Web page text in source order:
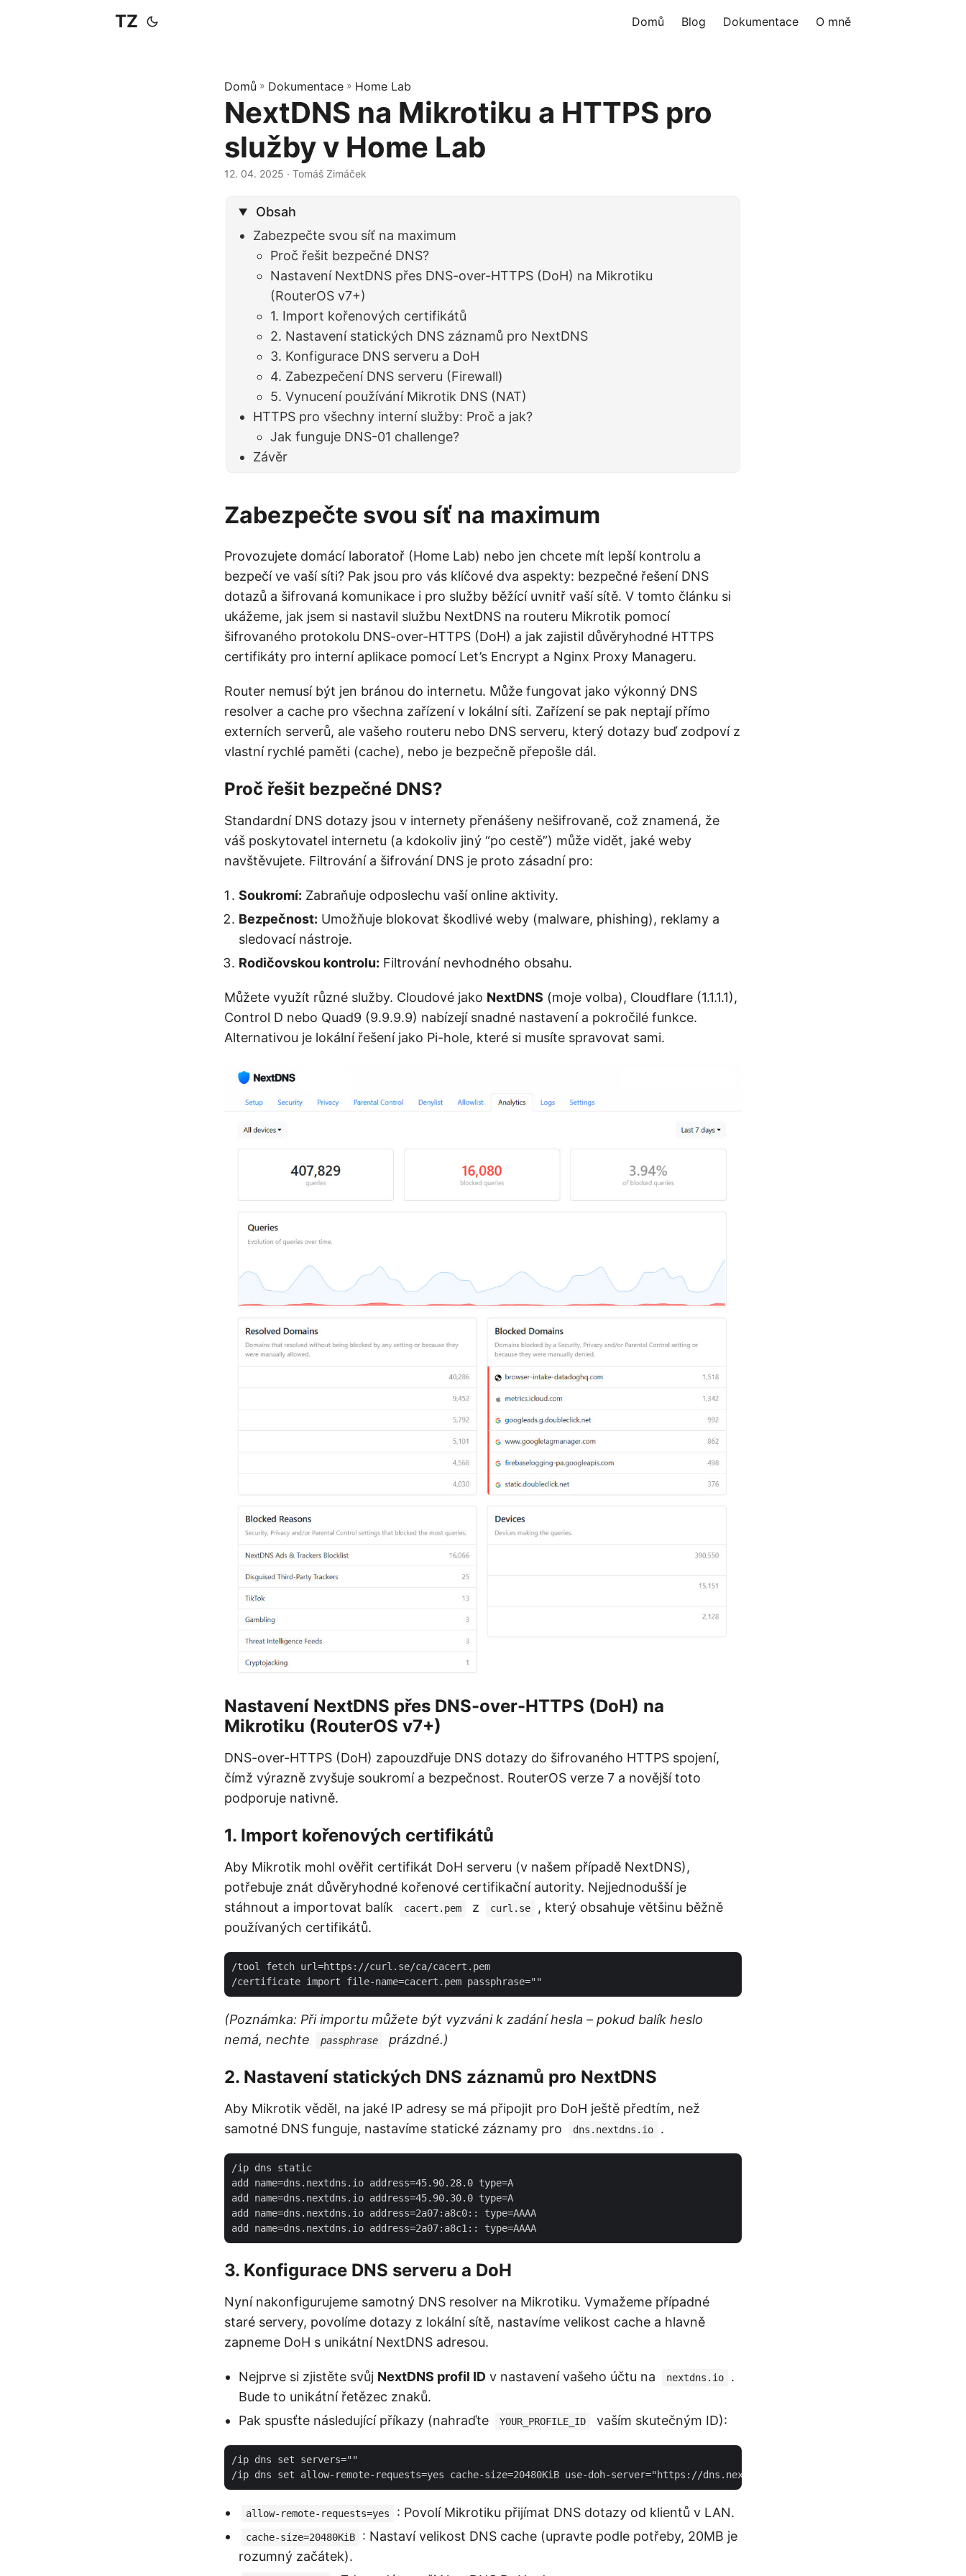
TZ Domů Blog Dokumentace O mně
Domů » Dokumentace » Home Lab
NextDNS na Mikrotiku a HTTPS pro
služby v Home Lab
12. 04. 2025 · Tomáš Zimáček
Obsah
Zabezpečte svou síť na maximum
Proč řešit bezpečné DNS?
Nastavení NextDNS přes DNS-over-HTTPS (DoH) na Mikrotiku
(RouterOS v7+)
1. Import kořenových certifikátů
2. Nastavení statických DNS záznamů pro NextDNS
3. Konfigurace DNS serveru a DoH
4. Zabezpečení DNS serveru (Firewall)
5. Vynucení používání Mikrotik DNS (NAT)
HTTPS pro všechny interní služby: Proč a jak?
Jak funguje DNS-01 challenge?
Závěr
Zabezpečte svou síť na maximum
Provozujete domácí laboratoř (Home Lab) nebo jen chcete mít lepší kontrolu a
bezpečí ve vaší síti? Pak jsou pro vás klíčové dva aspekty: bezpečné řešení DNS
dotazů a šifrovaná komunikace i pro služby běžící uvnitř vaší sítě. V tomto článku si
ukážeme, jak jsem si nastavil službu NextDNS na routeru Mikrotik pomocí
šifrovaného protokolu DNS-over-HTTPS (DoH) a jak zajistil důvěryhodné HTTPS
certifikáty pro interní aplikace pomocí Let’s Encrypt a Nginx Proxy Manageru.
Router nemusí být jen bránou do internetu. Může fungovat jako výkonný DNS
resolver a cache pro všechna zařízení v lokální síti. Zařízení se pak neptají přímo
externích serverů, ale vašeho routeru nebo DNS serveru, který dotazy buď zodpoví z
vlastní rychlé paměti (cache), nebo je bezpečně přepošle dál.
Proč řešit bezpečné DNS?
Standardní DNS dotazy jsou v internety přenášeny nešifrovaně, což znamená, že
váš poskytovatel internetu (a kdokoliv jiný “po cestě”) může vidět, jaké weby
navštěvujete. Filtrování a šifrování DNS je proto zásadní pro:
Soukromí: Zabraňuje odposlechu vaší online aktivity.
Bezpečnost: Umožňuje blokovat škodlivé weby (malware, phishing), reklamy a
sledovací nástroje.
Rodičovskou kontrolu: Filtrování nevhodného obsahu.
Můžete využít různé služby. Cloudové jako NextDNS (moje volba), Cloudflare (1.1.1.1),
Control D nebo Quad9 (9.9.9.9) nabízejí snadné nastavení a pokročilé funkce.
Alternativou je lokální řešení jako Pi-hole, které si musíte spravovat sami.
Nastavení NextDNS přes DNS-over-HTTPS (DoH) na
Mikrotiku (RouterOS v7+)
DNS-over-HTTPS (DoH) zapouzdřuje DNS dotazy do šifrovaného HTTPS spojení,
čímž výrazně zvyšuje soukromí a bezpečnost. RouterOS verze 7 a novější toto
podporuje nativně.
1. Import kořenových certifikátů
Aby Mikrotik mohl ověřit certifikát DoH serveru (v našem případě NextDNS),
potřebuje znát důvěryhodné kořenové certifikační autority. Nejjednodušší je
stáhnout a importovat balík
cacert.pem z curl.se
, který obsahuje většinu běžně
používaných certifikátů.
/tool fetch url=https://curl.se/ca/cacert.pem
(Poznámka: Při importu můžete být vyzváni k zadání hesla – pokud balík heslo
nemá, nechte
passphrase prázdné.)
2. Nastavení statických DNS záznamů pro NextDNS
Aby Mikrotik věděl, na jaké IP adresy se má připojit pro DoH ještě předtím, než
samotné DNS funguje, nastavíme statické záznamy pro
dns.nextdns.io .
/ip dns static
add name=dns.nextdns.io address=45.90.28.0 type=A
add name=dns.nextdns.io address=45.90.30.0 type=A
add name=dns.nextdns.io address=2a07:a8c0:: type=AAAA
3. Konfigurace DNS serveru a DoH
Nyní nakonfigurujeme samotný DNS resolver na Mikrotiku. Vymažeme případné
staré servery, povolíme dotazy z lokální sítě, nastavíme velikost cache a hlavně
zapneme DoH s unikátní NextDNS adresou.
Nejprve si zjistěte svůj NextDNS profil ID v nastavení vašeho účtu na nextdns.io
.
Bude to unikátní řetězec znaků.
Pak spusťte následující příkazy (nahraďte
YOUR_PROFILE_ID vaším skutečným ID):
/ip dns set servers=""
allow-remote-requests=yes : Povolí Mikrotiku přijímat DNS dotazy od klientů v LAN.
cache-size=20480KiB
: Nastaví velikost DNS cache (upravte podle potřeby, 20MB je
rozumný začátek).